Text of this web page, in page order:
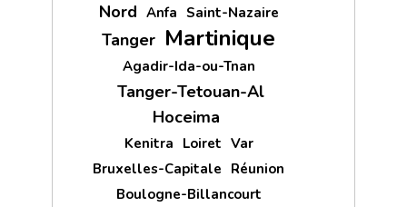
Nord Anfa Saint-Nazaire
Tanger Martinique
Agadir-Ida-ou-Tnan
Tanger-Tetouan-Al
Hoceima
Kenitra Loiret Var
Bruxelles-Capitale Réunion
Boulogne-Billancourt